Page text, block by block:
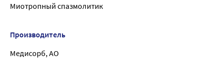
Миотропный спазмолитик
Производитель
Медисорб, АО